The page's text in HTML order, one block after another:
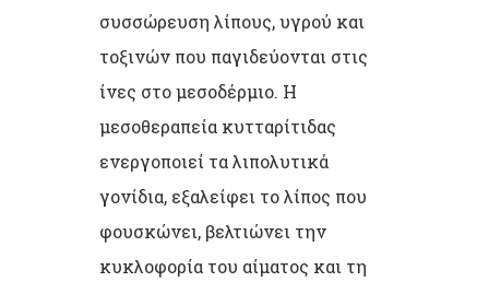
συσσώρευση λίπους, υγρού και
τοξινών που παγιδεύονται στις
ίνες στο μεσοδέρμιο. Η
μεσοθεραπεία κυτταρίτιδας
ενεργοποιεί τα λιπολυτικά
γονίδια, εξαλείφει το λίπος που
φουσκώνει, βελτιώνει την
κυκλοφορία του αίματος και τη